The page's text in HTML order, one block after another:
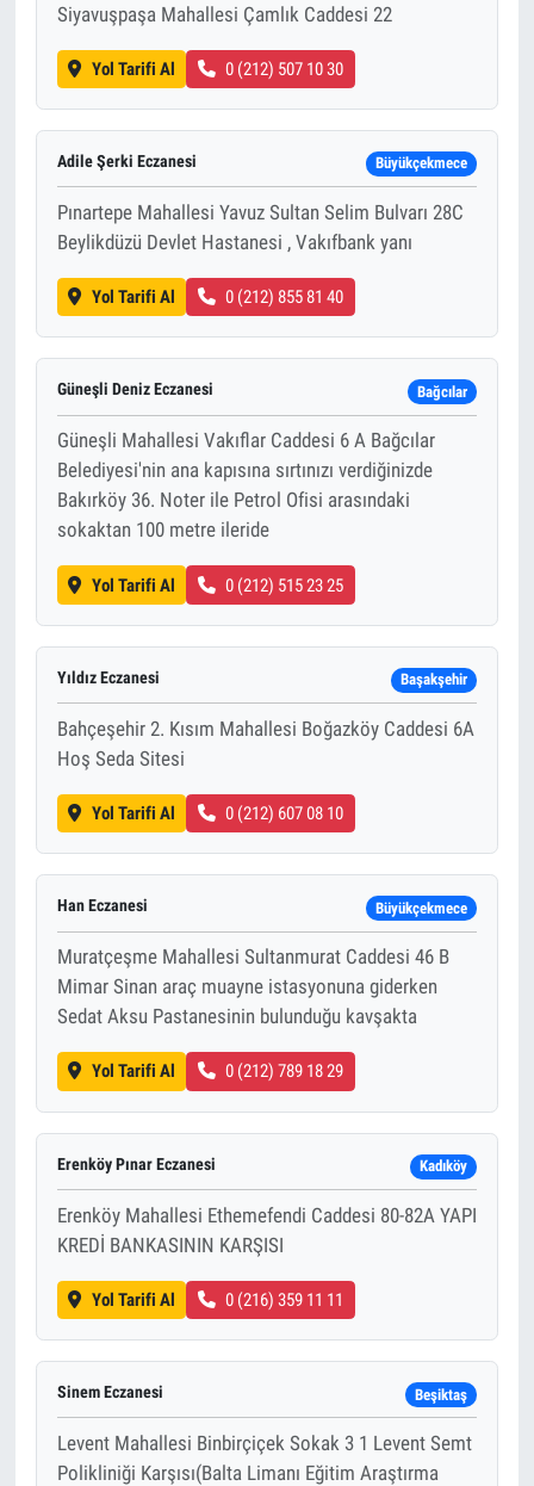
Siyavuşpaşa Mahallesi Çamlık Caddesi 22
Yol Tarifi Al 0 (212) 507 10 30
Adile Şerki Eczanesi Büyükçekmece
Pınartepe Mahallesi Yavuz Sultan Selim Bulvarı 28C
Beylikdüzü Devlet Hastanesi , Vakıfbank yanı
Yol Tarifi Al 0 (212) 855 81 40
Güneşli Deniz Eczanesi Bağcılar
Güneşli Mahallesi Vakıflar Caddesi 6 A Bağcılar
Belediyesi'nin ana kapısına sırtınızı verdiğinizde
Bakırköy 36. Noter ile Petrol Ofisi arasındaki
sokaktan 100 metre ileride
Yol Tarifi Al 0 (212) 515 23 25
Yıldız Eczanesi Başakşehir
Bahçeşehir 2. Kısım Mahallesi Boğazköy Caddesi 6A
Hoş Seda Sitesi
Yol Tarifi Al 0 (212) 607 08 10
Han Eczanesi Büyükçekmece
Muratçeşme Mahallesi Sultanmurat Caddesi 46 B
Mimar Sinan araç muayne istasyonuna giderken
Sedat Aksu Pastanesinin bulunduğu kavşakta
Yol Tarifi Al 0 (212) 789 18 29
Erenköy Pınar Eczanesi Kadıköy
Erenköy Mahallesi Ethemefendi Caddesi 80-82A YAPI
KREDİ BANKASININ KARŞISI
Yol Tarifi Al 0 (216) 359 11 11
Sinem Eczanesi Beşiktaş
Levent Mahallesi Binbirçiçek Sokak 3 1 Levent Semt
Polikliniği Karşısı(Balta Limanı Eğitim Araştırma